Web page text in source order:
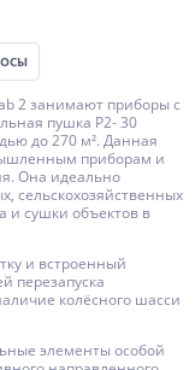
2 занимают приборы с
пушка P2- 30
до 270 м². Данная
приборам и
Она идеально
сельскохозяйственных
и сушки объектов в
и встроенный
перезапуска
колёсного шасси
элементы особой